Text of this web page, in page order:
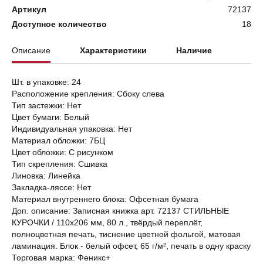
Артикул
72137
Доступное количество
18
Описание Характеристики Наличие
Шт. в упаковке: 24
Расположение крепления: Сбоку слева
Тип застежки: Нет
Цвет бумаги: Белый
Индивидуальная упаковка: Нет
Материал обложки: 7БЦ
Цвет обложки: С рисунком
Тип скрепления: Сшивка
Линовка: Линейка
Закладка-ляссе: Нет
Материал внутреннего блока: Офсетная бумага
Доп. описание: Записная книжка арт. 72137 СТИЛЬНЫЕ
КУРОЧКИ / 110х206 мм, 80 л., твёрдый переплёт,
полноцветная печать, тиснение цветной фольгой, матовая
ламинация. Блок - белый офсет, 65 г/м², печать в одну краску
Торговая марка: Феникс+